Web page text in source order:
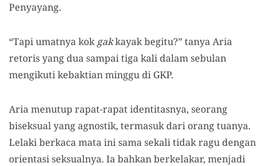
Penyayang.
“Tapi umatnya kokgakkayak begitu?” tanya Aria
retoris yang dua sampai tiga kali dalam sebulan
mengikuti kebaktian minggu di GKP.
Aria menutup rapat-rapat identitasnya, seorang
biseksual yang agnostik, termasuk dari orang tuanya.
Lelaki berkaca mata ini sama sekali tidak ragu dengan
orientasi seksualnya. Ia bahkan berkelakar, menjadi